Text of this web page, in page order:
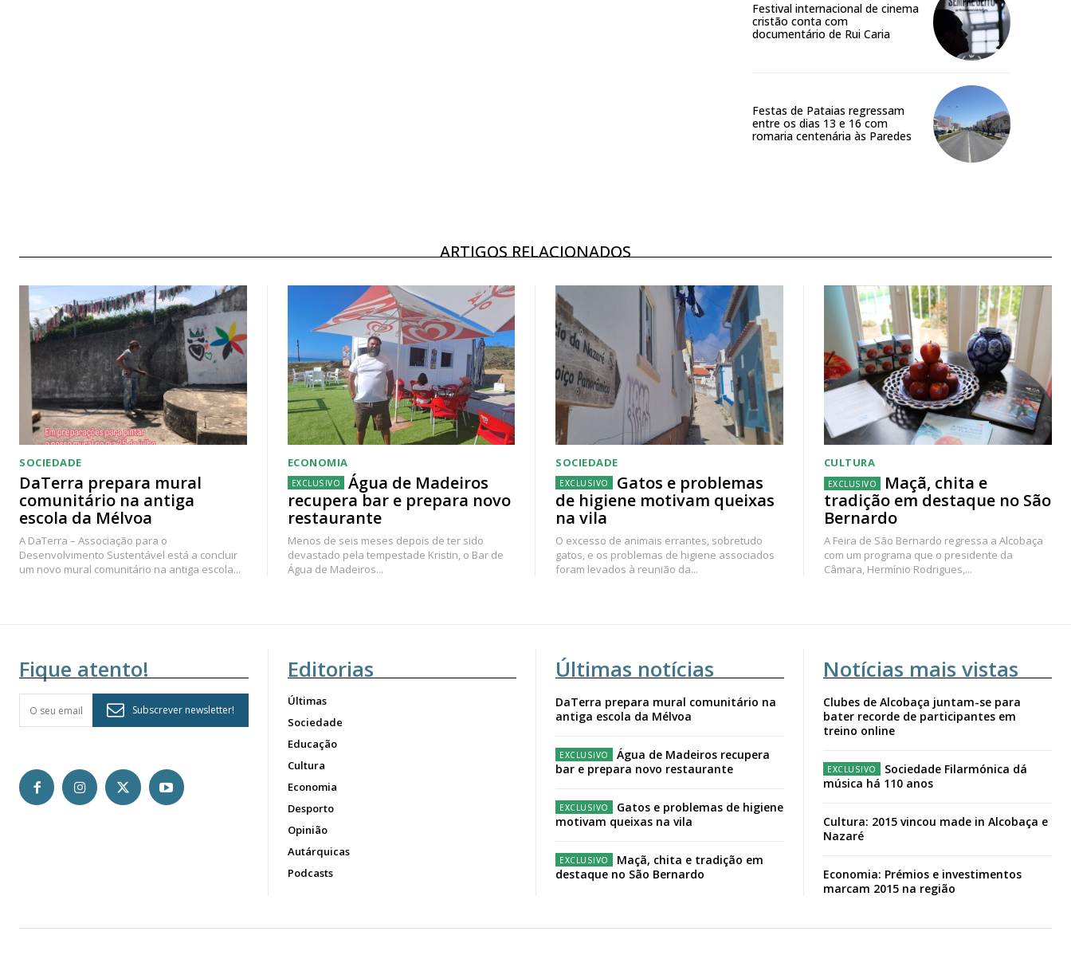
Festival internacional de cinema
cristão conta com
documentário de Rui Caria
Festas de Pataias regressam
entre os dias 13 e 16 com
romaria centenária às Paredes
ARTIGOS RELACIONADOS
SOCIEDADE
DaTerra prepara mural
comunitário na antiga
escola da Mélvoa
A DaTerra – Associação para o
Desenvolvimento Sustentável está a concluir
um novo mural comunitário na antiga escola...
ECONOMIA
Água de Madeiros
recupera bar e prepara novo
restaurante
Menos de seis meses depois de ter sido
devastado pela tempestade Kristin, o Bar de
Água de Madeiros...
SOCIEDADE
Gatos e problemas
de higiene motivam queixas
na vila
O excesso de animais errantes, sobretudo
gatos, e os problemas de higiene associados
foram levados à reunião da...
CULTURA
Maçã, chita e
tradição em destaque no São
Bernardo
A Feira de São Bernardo regressa a Alcobaça
com um programa que o presidente da
Câmara, Hermínio Rodrigues,...
Fique atento!
Subscrever newsletter!
Editorias
Últimas
Sociedade
Educação
Cultura
Economia
Desporto
Opinião
Autárquicas
Podcasts
Últimas notícias
DaTerra prepara mural comunitário na
antiga escola da Mélvoa
Água de Madeiros recupera
bar e prepara novo restaurante
Gatos e problemas de higiene
motivam queixas na vila
Maçã, chita e tradição em
destaque no São Bernardo
Notícias mais vistas
Clubes de Alcobaça juntam-se para
bater recorde de participantes em
treino online
Sociedade Filarmónica dá
música há 110 anos
Cultura: 2015 vincou made in Alcobaça e
Nazaré
Economia: Prémios e investimentos
marcam 2015 na região